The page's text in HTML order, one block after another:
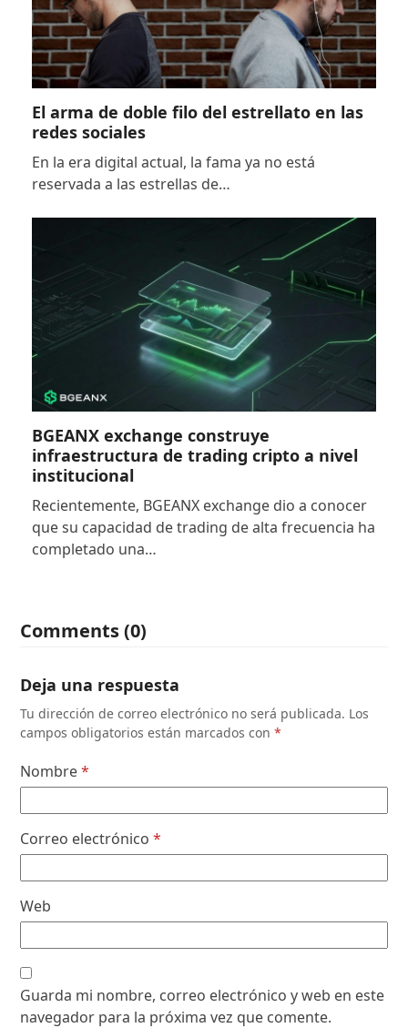
El arma de doble filo del estrellato en las
redes sociales
En la era digital actual, la fama ya no está
reservada a las estrellas de…
BGEANX exchange construye
infraestructura de trading cripto a nivel
institucional
Recientemente, BGEANX exchange dio a conocer
que su capacidad de trading de alta frecuencia ha
completado una…
Comments (0)
Deja una respuesta
Tu dirección de correo electrónico no será publicada. Los
campos obligatorios están marcados con*
Nombre*
Correo electrónico*
Web
Guarda mi nombre, correo electrónico y web en este
navegador para la próxima vez que comente.